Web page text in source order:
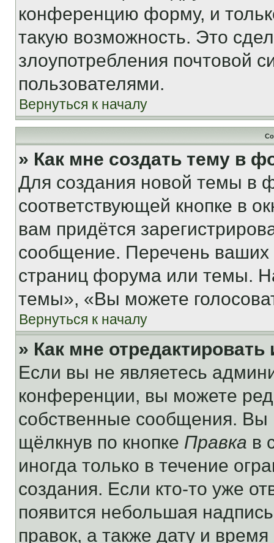
конференцию форму, и
такую возможность. Это
злоупотребления почтовой
пользователями.
Вернуться к началу
» Как мне создать тему в
Для создания новой темы в
соответствующей кнопке в
вам придётся
сообщение. Перечень ваших
страниц форума или темы.
темы», «Вы можете
Вернуться к началу
» Как мне
Если вы не являетесь
конференции, вы можете
собственные сообщения. Вы
щёлкнув по кнопке Правка в
иногда только в течение
создания. Если кто-то уже
появится небольшая
правок, а также дату и